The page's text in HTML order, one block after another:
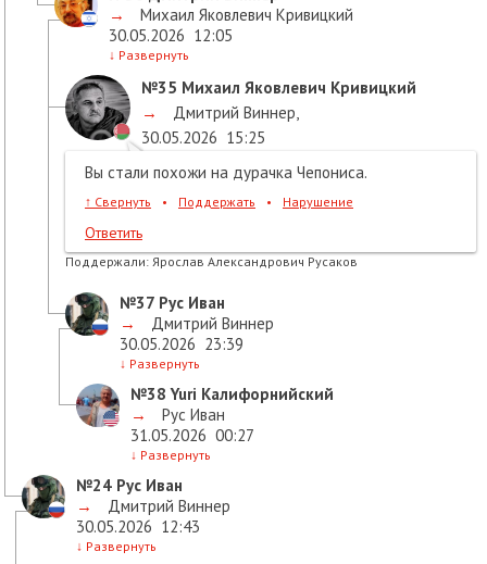
→
Михаил Яковлевич Кривицкий
30.05.2026 12:05
↓ Развернуть
№35 Михаил Яковлевич Кривицкий
→
Дмитрий Виннер
30.05.2026 15:25
Вы стали похожи на дурачка Чепониса.
↑ Свернуть • Поддержать • Нарушение
Ответить
Поддержали: Ярослав Александрович Русаков
№37 Рус Иван
→
Дмитрий Виннер
30.05.2026 23:39
↓ Развернуть
№38 Yuri Калифорнийский
→
Рус Иван
31.05.2026 00:27
↓ Развернуть
№24 Рус Иван
→
Дмитрий Виннер
30.05.2026 12:43
↓ Развернуть